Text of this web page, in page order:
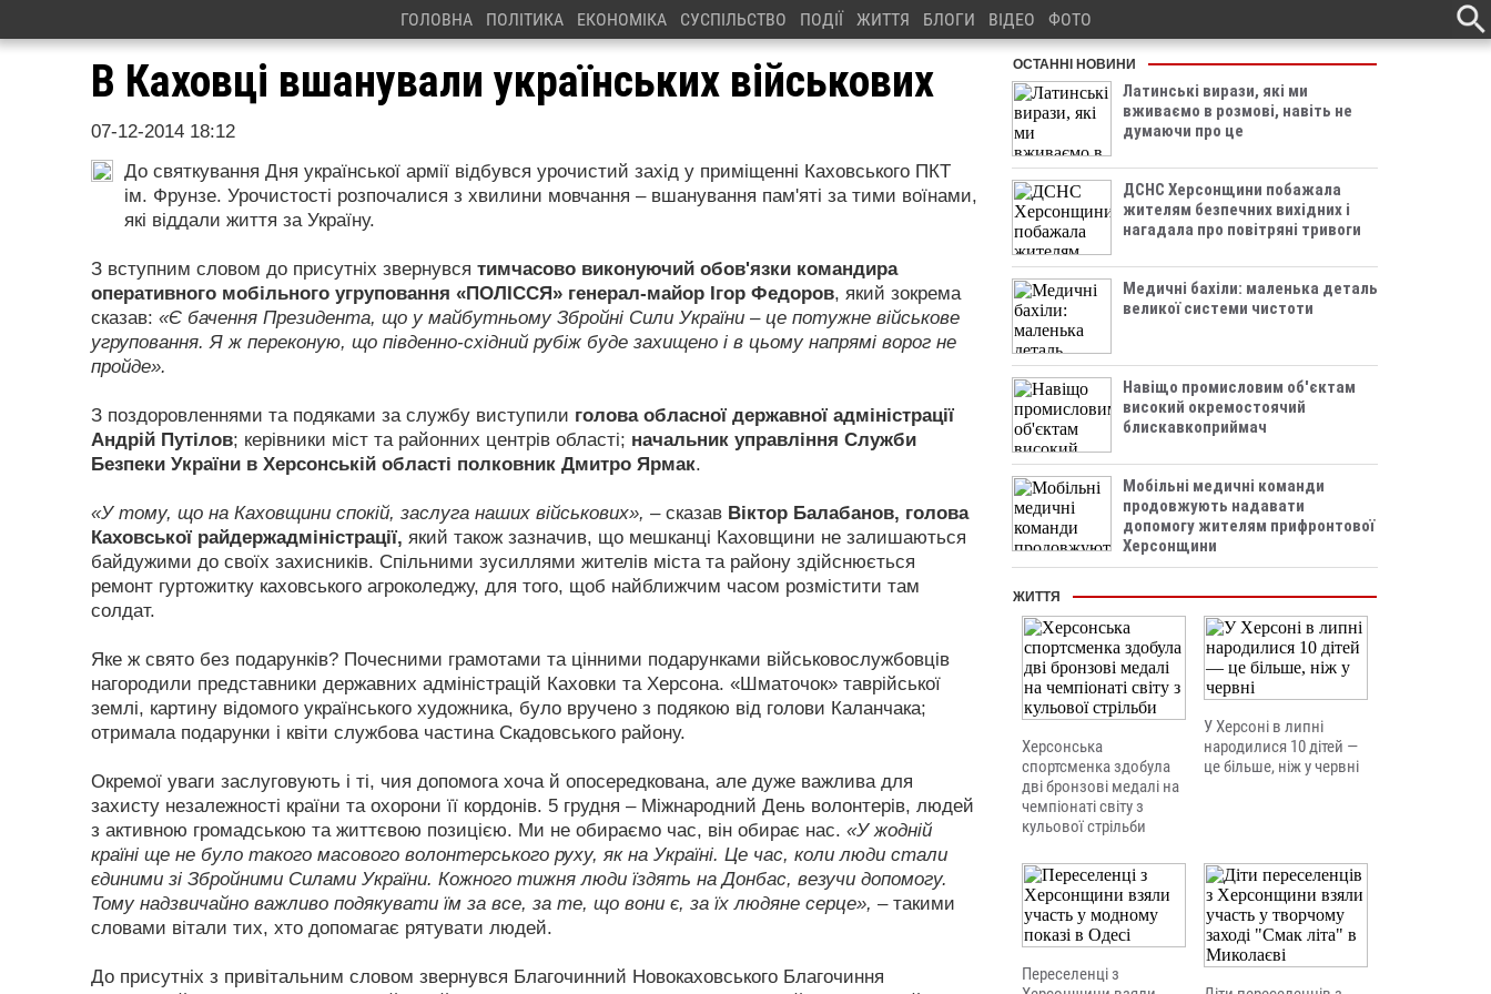
ГОЛОВНА ПОЛІТИКА ЕКОНОМІКА СУСПІЛЬСТВО ПОДІЇ ЖИТТЯ БЛОГИ ВІДЕО ФОТО
В Каховці вшанували українських військових
07-12-2014 18:12
До святкування Дня української армії відбувся урочистий захід у приміщенні Каховського ПКТ
ім. Фрунзе. Урочистості розпочалися з хвилини мовчання – вшанування пам'яті за тими воїнами,
які віддали життя за Україну.
З вступним словом до присутніх звернувся тимчасово виконуючий обов'язки командира
оперативного мобільного угруповання «ПОЛІССЯ» генерал-майор Ігор Федоров, який зокрема
сказав: «Є бачення Президента, що у майбутньому Збройні Сили України – це потужне військове
угруповання. Я ж переконую, що південно-східний рубіж буде захищено і в цьому напрямі ворог не
пройде».
З поздоровленнями та подяками за службу виступили голова обласної державної адміністрації
Андрій Путілов; керівники міст та районних центрів області; начальник управління Служби
Безпеки України в Херсонській області полковник Дмитро Ярмак.
«У тому, що на Каховщини спокій, заслуга наших військових», –сказав Віктор Балабанов, голова
Каховської райдержадміністрації, який також зазначив, що мешканці Каховщини не залишаються
байдужими до своїх захисників. Спільними зусиллями жителів міста та району здійснюється
ремонт гуртожитку каховського агроколеджу, для того, щоб найближчим часом розмістити там
солдат.
Яке ж свято без подарунків? Почесними грамотами та цінними подарунками військовослужбовців
нагородили представники державних адміністрацій Каховки та Херсона. «Шматочок» таврійської
землі, картину відомого українського художника, було вручено з подякою від голови Каланчака;
отримала подарунки і квіти службова частина Скадовського району.
Окремої уваги заслуговують і ті, чия допомога хоча й опосередкована, але дуже важлива для
захисту незалежності країни та охорони її кордонів. 5 грудня – Міжнародний День волонтерів, людей
з активною громадською та життєвою позицією. Ми не обираємо час, він обирає нас. «У жодній
країні ще не було такого масового волонтерського руху, як на Україні. Це час, коли люди стали
єдиними зі Збройними Силами України. Кожного тижня люди їздять на Донбас, везучи допомогу.
Тому надзвичайно важливо подякувати їм за все, за те, що вони є, за їх людяне серце», – такими
словами вітали тих, хто допомагає рятувати людей.
До присутніх з привітальним словом звернувся Благочинний Новокаховського Благочиння
ОСТАННІ НОВИНИ
Латинські вирази, які ми
вживаємо в розмові, навіть не
думаючи про це
ДСНС Херсонщини побажала
жителям безпечних вихідних і
нагадала про повітряні тривоги
Медичні бахіли: маленька деталь
великої системи чистоти
Навіщо промисловим об'єктам
високий окремостоячий
блискавкоприймач
Мобільні медичні команди
продовжують надавати
допомогу жителям прифронтової
Херсонщини
ЖИТТЯ
Херсонська
спортсменка здобула
дві бронзові медалі на
чемпіонаті світу з
кульової стрільби
У Херсоні в липні
народилися 10 дітей —
це більше, ніж у червні
Переселенці з